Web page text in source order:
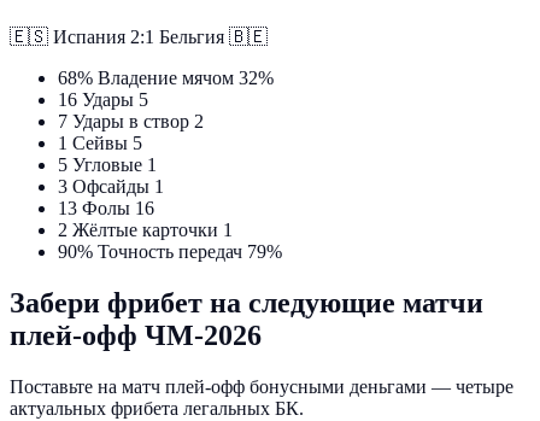
🇪🇸 Испания 2:1 Бельгия 🇧🇪
68% Владение мячом 32%
16 Удары 5
7 Удары в створ 2
1 Сейвы 5
5 Угловые 1
3 Офсайды 1
13 Фолы 16
2 Жёлтые карточки 1
90% Точность передач 79%
Забери фрибет на следующие матчи
плей-офф ЧМ-2026
Поставьте на матч плей-офф бонусными деньгами — четыре
актуальных фрибета легальных БК.